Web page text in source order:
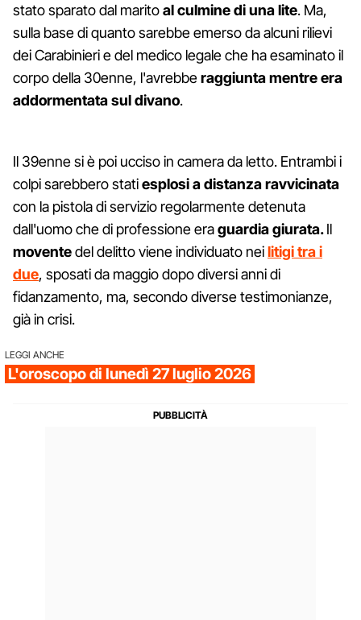
stato sparato dal maritoal culmine di una lite. Ma,
sulla base di quanto sarebbe emerso da alcuni rilievi
dei Carabinieri e del medico legale che ha esaminato il
corpo della 30enne, l'avrebberaggiunta mentre era
addormentata sul divano.
Il 39enne si è poi ucciso in camera da letto. Entrambi i
colpi sarebbero statiesplosi a distanza ravvicinata
con la pistola di servizio regolarmente detenuta
dall'uomo che di professione eraguardia giurata.Il
moventedel delitto viene individuato neilitigi trai
due, sposati da maggio dopo diversi anni di
fidanzamento, ma, secondo diverse testimonianze,
già in crisi.
LEGGI ANCHE
L'oroscopo di lunedì 27 luglio 2026